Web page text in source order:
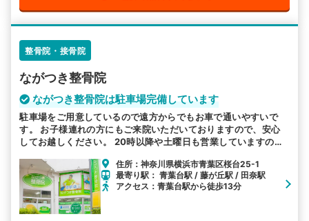
整骨院・接骨院
ながつき整骨院
ながつき整骨院は駐車場完備しています
駐車場をご用意しているので遠方からでもお車で通いやすいで
す。 お子様連れの方にもご来院いただいておりますので、安心
してお越しください。 20時以降や土曜日も営業していますの
住所：神奈川県横浜市青葉区桜台25-1
最寄り駅： 青葉台駅 / 藤が丘駅 / 田奈駅
アクセス：青葉台駅から徒歩13分